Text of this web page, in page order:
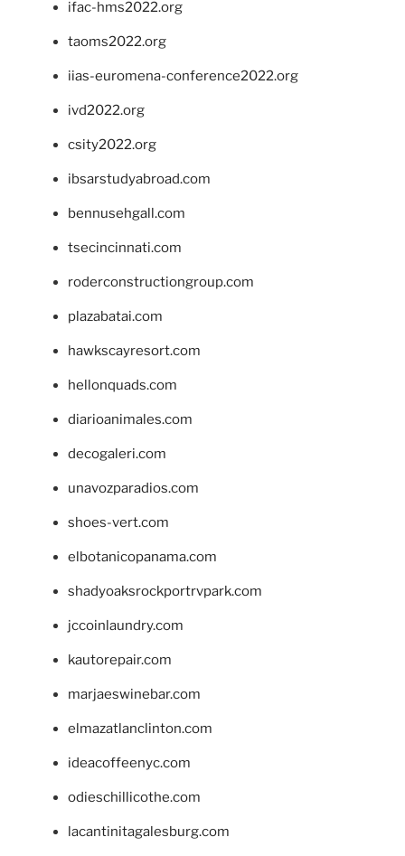
ifac-hms2022.org
taoms2022.org
iias-euromena-conference2022.org
ivd2022.org
csity2022.org
ibsarstudyabroad.com
bennusehgall.com
tsecincinnati.com
roderconstructiongroup.com
plazabatai.com
hawkscayresort.com
hellonquads.com
diarioanimales.com
decogaleri.com
unavozparadios.com
shoes-vert.com
elbotanicopanama.com
shadyoaksrockportrvpark.com
jccoinlaundry.com
kautorepair.com
marjaeswinebar.com
elmazatlanclinton.com
ideacoffeenyc.com
odieschillicothe.com
lacantinitagalesburg.com